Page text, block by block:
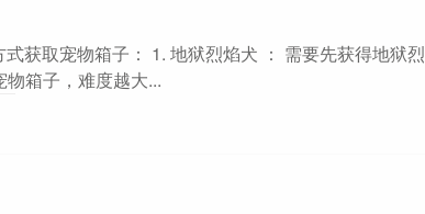
获取宠物箱子： 1. 地狱烈焰犬 ： 需要先获得地狱烈
箱子，难度越大...